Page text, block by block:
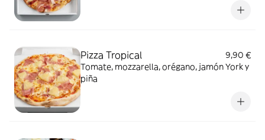
Pizza Tropical
9,90 €
Tomate, mozzarella, orégano, jamón York y
piña